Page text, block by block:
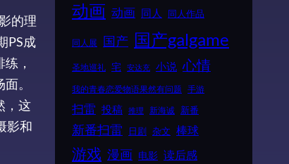
的理
PS成
，
。
，这
影和
动画 动画 同人 同人作品
同人展 国产 国产galgame
圣地巡礼 宅 安达充 小说 心情
我的青春恋爱物语果然有问题 手游
扫雷 投稿 推理 新海诚 新番
新番扫雷 日剧 杂文 棒球
游戏 漫画 电影 读后感